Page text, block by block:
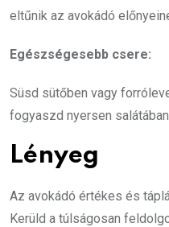
eltűnik az avokádó
Egészségesebb csere:
Süsd sütőben vagy
fogyaszd nyersen
Lényeg
Az avokádó értékes és
Kerüld a túlságosan